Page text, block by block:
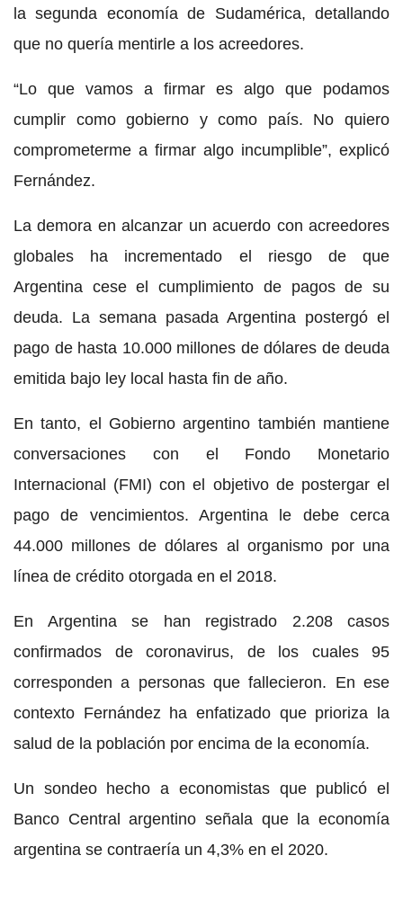
la segunda economía de Sudamérica, detallando
que no quería mentirle a los acreedores.
“Lo que vamos a firmar es algo que podamos
cumplir como gobierno y como país. No quiero
comprometerme a firmar algo incumplible”, explicó
Fernández.
La demora en alcanzar un acuerdo con acreedores
globales ha incrementado el riesgo de que
Argentina cese el cumplimiento de pagos de su
deuda. La semana pasada Argentina postergó el
pago de hasta 10.000 millones de dólares de deuda
emitida bajo ley local hasta fin de año.
En tanto, el Gobierno argentino también mantiene
conversaciones con el Fondo Monetario
Internacional (FMI) con el objetivo de postergar el
pago de vencimientos. Argentina le debe cerca
44.000 millones de dólares al organismo por una
línea de crédito otorgada en el 2018.
En Argentina se han registrado 2.208 casos
confirmados de coronavirus, de los cuales 95
corresponden a personas que fallecieron. En ese
contexto Fernández ha enfatizado que prioriza la
salud de la población por encima de la economía.
Un sondeo hecho a economistas que publicó el
Banco Central argentino señala que la economía
argentina se contraería un 4,3% en el 2020.